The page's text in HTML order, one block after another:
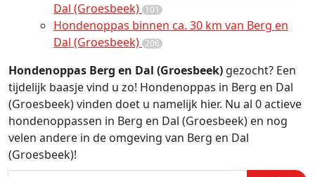
Dal (Groesbeek) 101
Hondenoppas binnen ca. 30 km van Berg en
Dal (Groesbeek) 206
Hondenoppas Berg en Dal (Groesbeek) gezocht? Een
tijdelijk baasje vind u zo! Hondenoppas in Berg en Dal
(Groesbeek) vinden doet u namelijk hier. Nu al 0 actieve
hondenoppassen in Berg en Dal (Groesbeek) en nog
velen andere in de omgeving van Berg en Dal
(Groesbeek)!